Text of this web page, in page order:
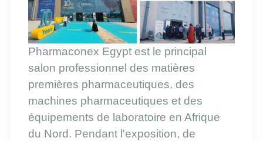
Pharmaconex Egypt est le principal
salon professionnel des matières
premières pharmaceutiques, des
machines pharmaceutiques et des
équipements de laboratoire en Afrique
du Nord. Pendant l'exposition, de